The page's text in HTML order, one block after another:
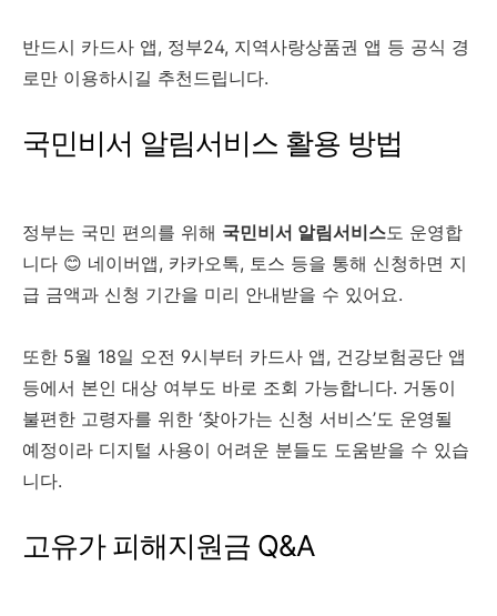
반드시 카드사 앱, 정부24, 지역사랑상품권 앱 등 공식 경
로만 이용하시길 추천드립니다.
국민비서 알림서비스 활용 방법
정부는 국민 편의를 위해 국민비서 알림서비스도 운영합
니다 😊 네이버앱, 카카오톡, 토스 등을 통해 신청하면 지
급 금액과 신청 기간을 미리 안내받을 수 있어요.
또한 5월 18일 오전 9시부터 카드사 앱, 건강보험공단 앱
등에서 본인 대상 여부도 바로 조회 가능합니다. 거동이
불편한 고령자를 위한 ‘찾아가는 신청 서비스’도 운영될
예정이라 디지털 사용이 어려운 분들도 도움받을 수 있습
니다.
고유가 피해지원금 Q&A